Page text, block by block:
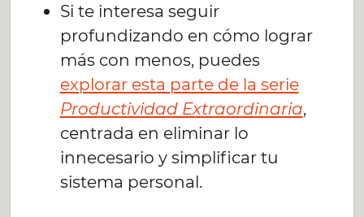
Si te interesa seguir
profundizando en cómo lograr
más con menos, puedes
explorar esta parte de la serie
Productividad Extraordinaria,
centrada en eliminar lo
innecesario y simplificar tu
sistema personal.